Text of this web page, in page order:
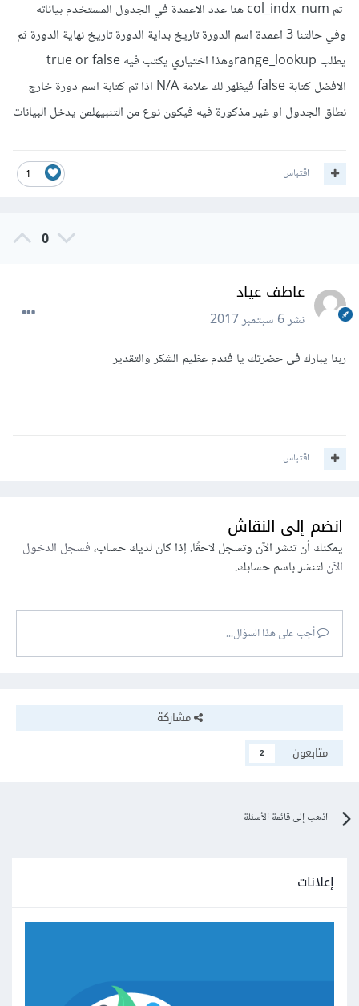
ثم col_indx_num هنا عدد الاعمدة في الجدول المستخدم بياناته
وفي حالتنا 3 اعمدة اسم الدورة تاريخ بداية الدورة تاريخ نهاية الدورة ثم
يطلب range_lookupوهذا اختياري يكتب فيه true or false
الافضل كتابة false فيظهر لك علامة N/A اذا تم كتابة اسم دورة خارج
نطاق الجدول او غير مذكورة فيه فيكون نوع من التنبيهلمن يدخل البيانات
1 اقتباس
0
عاطف عياد
نشر6 سبتمبر 2017
ربنا يبارك فى حضرتك يا فندم عظيم الشكر والتقدير
اقتباس
انضم إلى النقاش
يمكنك أن تنشر الآن وتسجل لاحقًا. إذا كان لديك حساب،فسجل الدخول
الآنلتنشر باسم حسابك.
أجب على هذا السؤال...
مشاركة
متابعون
2
اذهب إلى قائمة الأسئلة
إعلانات